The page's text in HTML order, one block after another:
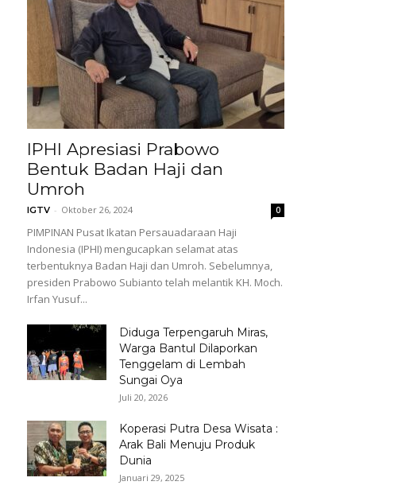
IPHI Apresiasi Prabowo
Bentuk Badan Haji dan
Umroh
IGTV - Oktober 26, 2024 0
PIMPINAN Pusat Ikatan Persauadaraan Haji
Indonesia (IPHI) mengucapkan selamat atas
terbentuknya Badan Haji dan Umroh. Sebelumnya,
presiden Prabowo Subianto telah melantik KH. Moch.
Irfan Yusuf...
Diduga Terpengaruh Miras,
Warga Bantul Dilaporkan
Tenggelam di Lembah
Sungai Oya
Juli 20, 2026
Koperasi Putra Desa Wisata :
Arak Bali Menuju Produk
Dunia
Januari 29, 2025